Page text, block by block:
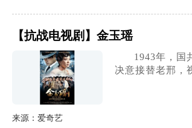
【抗战电视剧】金玉瑶
1943年，国
决意接替老邢，
来源：爱奇艺